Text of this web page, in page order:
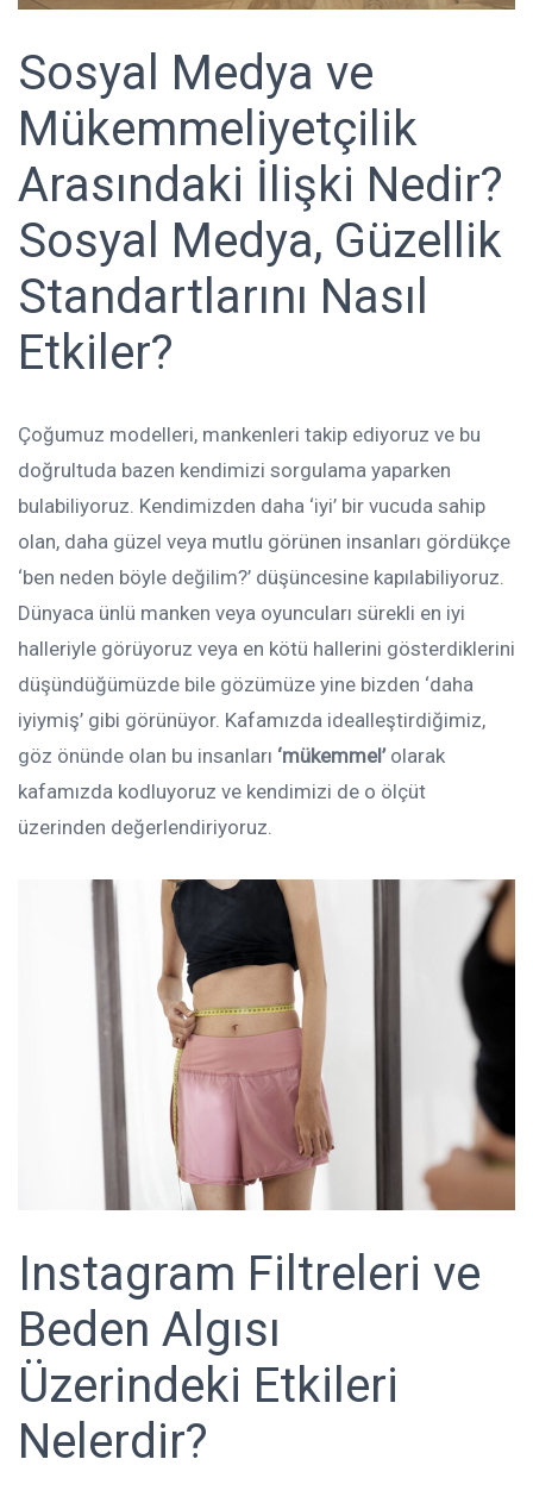
Sosyal Medya ve
Mükemmeliyetçilik
Arasındaki İlişki Nedir?
Sosyal Medya, Güzellik
Standartlarını Nasıl
Etkiler?
Çoğumuz modelleri, mankenleri takip ediyoruz ve bu
doğrultuda bazen kendimizi sorgulama yaparken
bulabiliyoruz. Kendimizden daha ‘iyi’ bir vucuda sahip
olan, daha güzel veya mutlu görünen insanları gördükçe
‘ben neden böyle değilim?’ düşüncesine kapılabiliyoruz.
Dünyaca ünlü manken veya oyuncuları sürekli en iyi
halleriyle görüyoruz veya en kötü hallerini gösterdiklerini
düşündüğümüzde bile gözümüze yine bizden ‘daha
iyiymiş’ gibi görünüyor. Kafamızda idealleştirdiğimiz,
göz önünde olan bu insanları ‘mükemmel’olarak
kafamızda kodluyoruz ve kendimizi de o ölçüt
üzerinden değerlendiriyoruz.
Instagram Filtreleri ve
Beden Algısı
Üzerindeki Etkileri
Nelerdir?